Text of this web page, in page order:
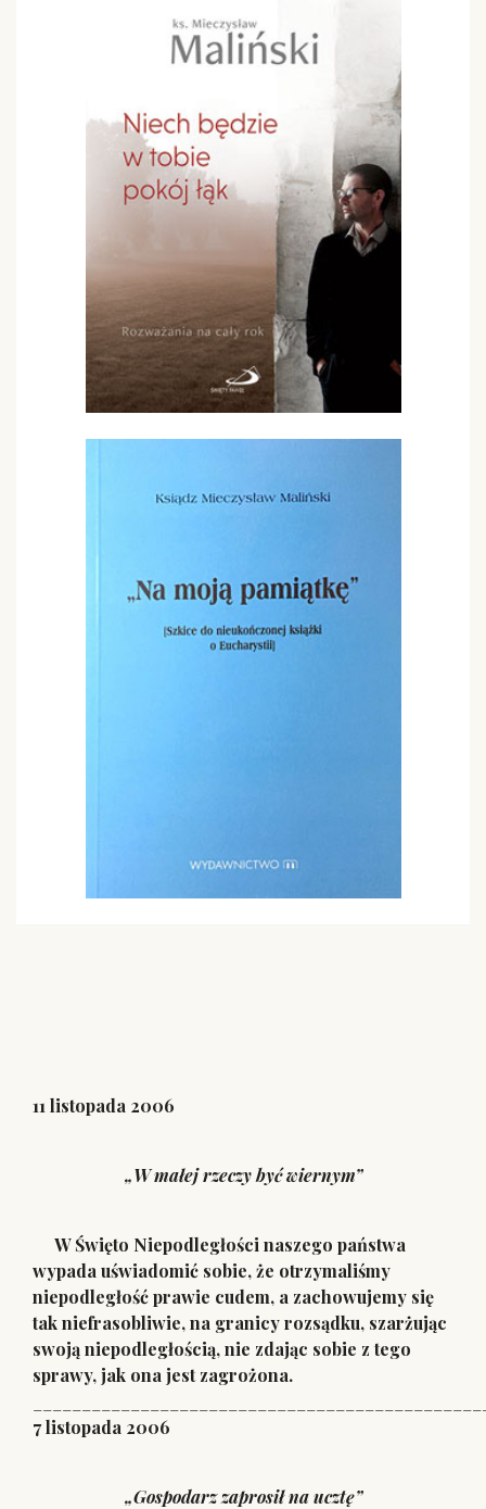
11 listopada 2006
„W małej rzeczy być wiernym”
W Święto Niepodległości naszego państwa
wypada uświadomić sobie, że otrzymaliśmy
niepodległość prawie cudem, a zachowujemy się
tak niefrasobliwie, na granicy rozsądku, szarżując
swoją niepodległością, nie zdając sobie z tego
sprawy, jak ona jest zagrożona.
7 listopada 2006
„Gospodarz zaprosił na ucztę”